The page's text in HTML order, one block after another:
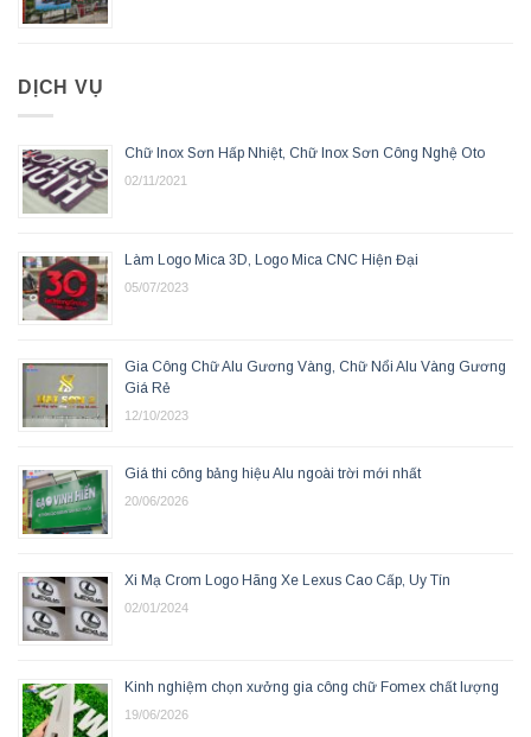
DỊCH VỤ
Chữ Inox Sơn Hấp Nhiệt, Chữ Inox Sơn Công Nghệ Oto
02/11/2021
Làm Logo Mica 3D, Logo Mica CNC Hiện Đại
05/07/2023
Gia Công Chữ Alu Gương Vàng, Chữ Nổi Alu Vàng Gương
Giá Rẻ
12/10/2023
Giá thi công bảng hiệu Alu ngoài trời mới nhất
20/06/2026
Xi Mạ Crom Logo Hãng Xe Lexus Cao Cấp, Uy Tín
02/01/2024
Kinh nghiệm chọn xưởng gia công chữ Fomex chất lượng
19/06/2026